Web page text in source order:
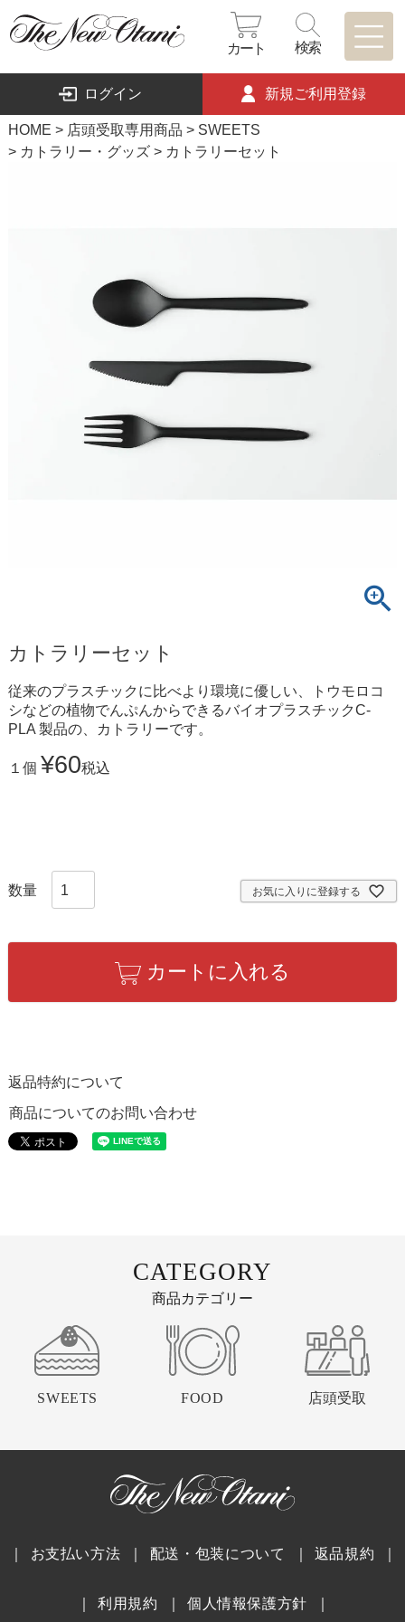
カート 検索
ログイン 新規ご利用登録
HOME 店頭受取専用商品
SWEETS
カトラリー・グッズ
カトラリーセット
カトラリーセット
従来のプラスチックに比べより環境に優しい、トウモロコ
シなどの植物でんぷんからできるバイオプラスチックC-
PLA 製品の、カトラリーです。
１個 ¥60税込
お気に入りに登録する
カートに入れる
返品特約について
商品についてのお問い合わせ
CATEGORY
商品カテゴリー
SWEETS FOOD 店頭受取
お支払い方法 配送・包装について 返品規約
利用規約 個人情報保護方針